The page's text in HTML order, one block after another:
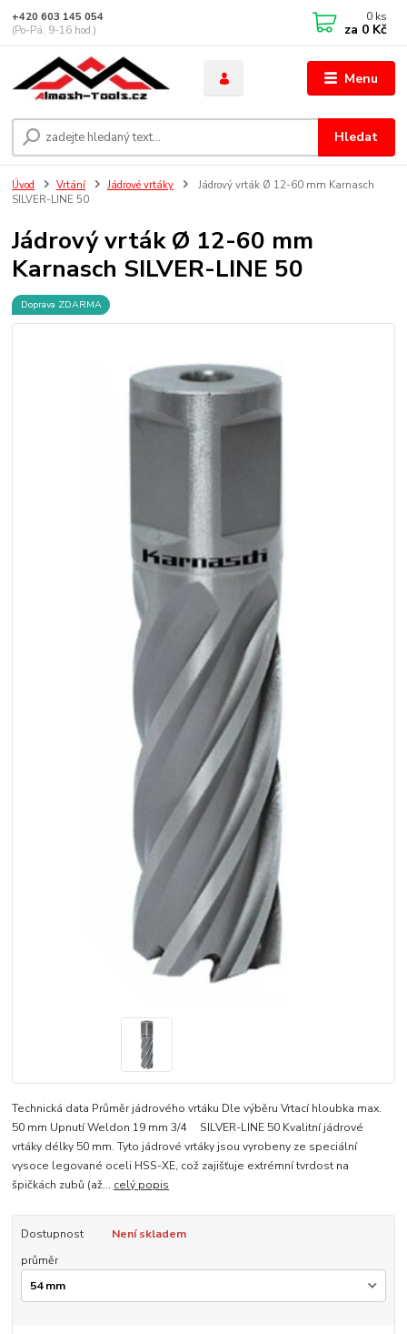
Menu
Hledat
+420 603 145 054
(Po-Pá, 9-16 hod.)
0 ks
za 0 Kč
Úvod Vrtání Jádrové vrtáky
Jádrový vrták Ø 12-60 mm Karnasch
SILVER-LINE 50
Jádrový vrták Ø 12-60 mm
Karnasch SILVER-LINE 50
Doprava ZDARMA
Technická data Průměr jádrového vrtáku Dle výběru Vrtací hloubka max.
50 mm Upnutí Weldon 19 mm 3/4 SILVER-LINE 50 Kvalitní jádrové
vrtáky délky 50 mm. Tyto jádrové vrtáky jsou vyrobeny ze speciální
vysoce legované oceli HSS-XE, což zajišťuje extrémní tvrdost na
špičkách zubů (až... celý popis
Dostupnost
Není skladem
průměr